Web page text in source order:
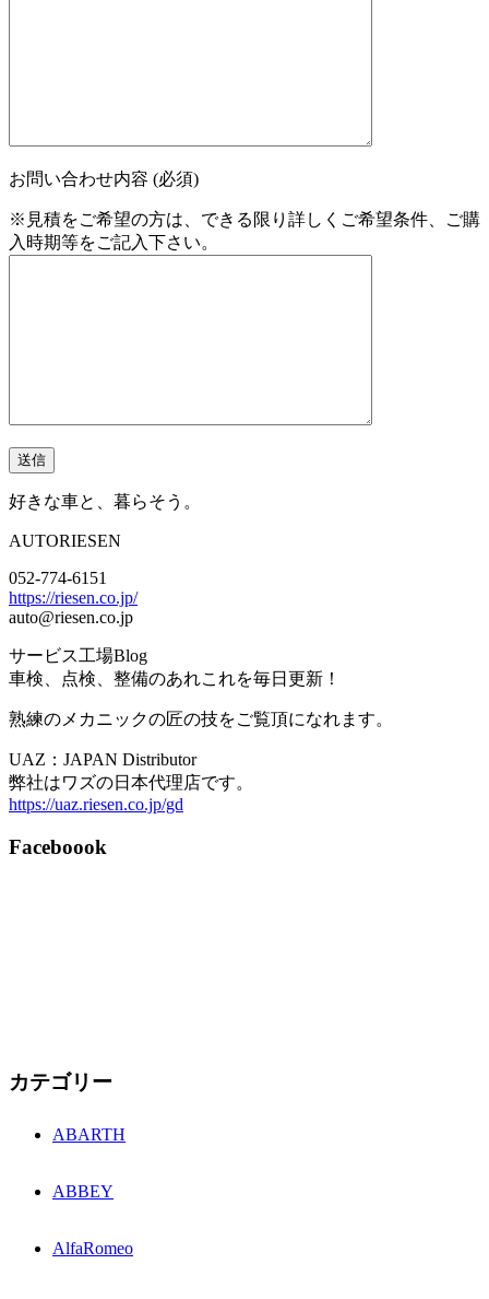
お問い合わせ内容 (必須)
※見積をご希望の方は、できる限り詳しくご希望条件、ご購
入時期等をご記入下さい。
好きな車と、暮らそう。
AUTORIESEN
052-774-6151
https://riesen.co.jp/
auto@riesen.co.jp
サービス工場Blog
車検、点検、整備のあれこれを毎日更新！
熟練のメカニックの匠の技をご覧頂になれます。
UAZ：JAPAN Distributor
弊社はワズの日本代理店です。
https://uaz.riesen.co.jp/gd
Faceboook
カテゴリー
ABARTH
ABBEY
AlfaRomeo